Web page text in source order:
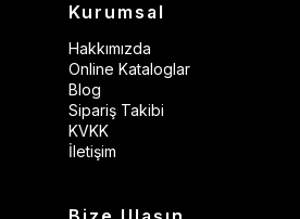
Kurumsal
Hakkımızda
Online Kataloglar
Blog
Sipariş Takibi
KVKK
İletişim